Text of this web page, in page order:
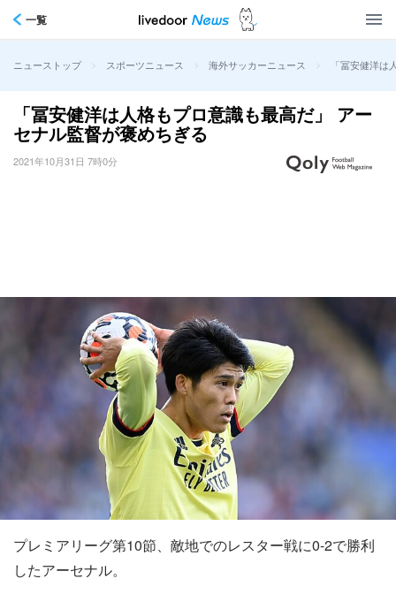
一覧
ニューストップ > スポーツニュース > 海外サッカーニュース > 「冨安健洋
「冨安健洋は人格もプロ意識も最高だ」 アー
セナル監督が褒めちぎる
2021年10月31日 7時0分
プレミアリーグ第10節、敵地でのレスター戦に0-2で勝利
したアーセナル。